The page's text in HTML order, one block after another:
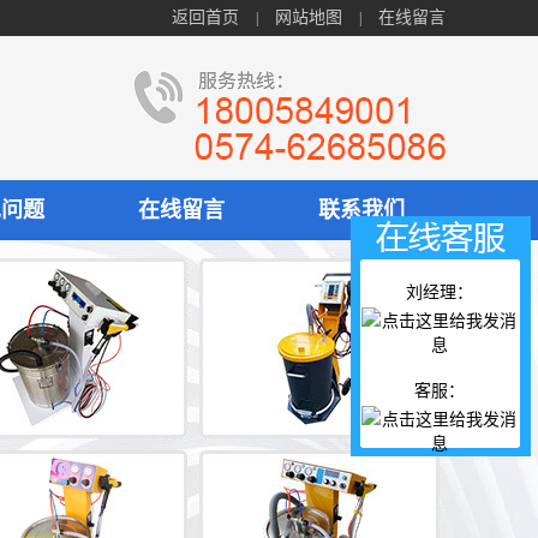
返回首页 网站地图 在线留言
题 在线留言 联系我们
刘经理：
客服：